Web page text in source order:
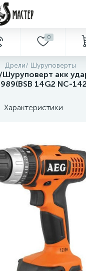
0
Дрели/ Шуруповерты
акк
14G2 NC-
Характеристики